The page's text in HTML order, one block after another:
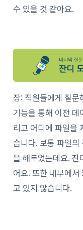
수 있을 것 같아요.
장: 직원들에게 질문
기능을 통해 이전 데
리고 어디에 파일을
습니다. 보통 파일의
을 해두었는데요. 잔
어요. 또한 내부에
고 있지 않습니다.